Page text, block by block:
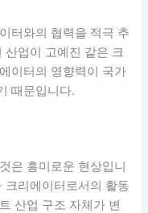
터와의 협력을 적극 추
산업이 고예진 같은 크
이터의 영향력이 국가
때문입니다.
은 흥미로운 현상입니
크리에이터로서의 활동
산업 구조 자체가 변